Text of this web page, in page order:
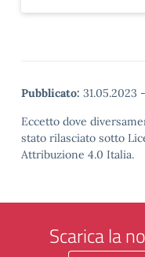
Pubblicato: 31.05.2023 -
Eccetto dove
stato rilasciato sotto
Attribuzione 4.0 Italia.
Scarica la